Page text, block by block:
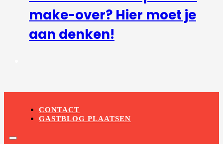
make-over? Hier moet je
aan denken!
CONTACT
GASTBLOG PLAATSEN